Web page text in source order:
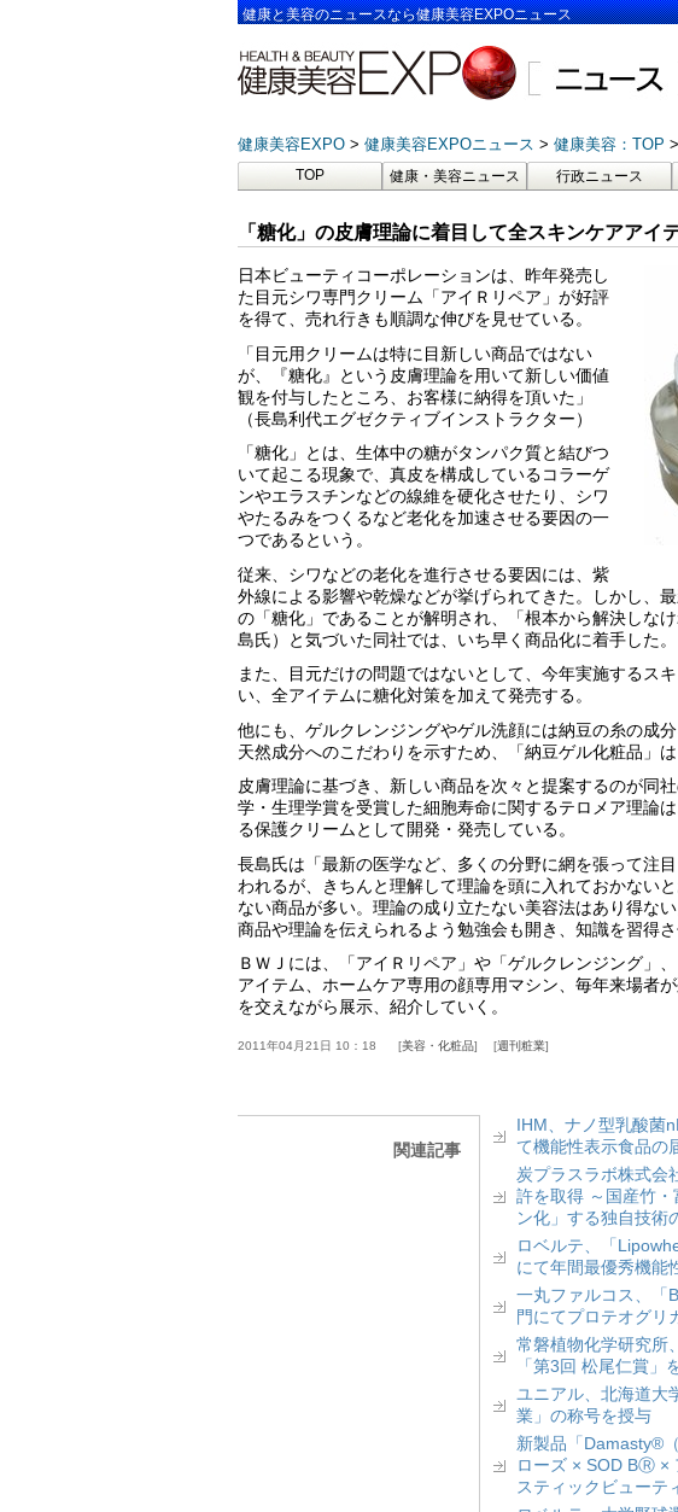
健康と美容のニュースなら健康美容EXPOニュース
健康美容EXPO 健康美容EXPOニュース 健康美容：TOP
TOP 健康・美容ニュース 行政ニュース
「糖化」の皮膚理論に着目して全スキンケアアイ
日本ビューティコーポレーションは、昨年発売し
た目元シワ専門クリーム「アイＲリペア」が好評
を得て、売れ行きも順調な伸びを見せている。
「目元用クリームは特に目新しい商品ではない
が、『糖化』という皮膚理論を用いて新しい価値
観を付与したところ、お客様に納得を頂いた」
（長島利代エグゼクティブインストラクター）
「糖化」とは、生体中の糖がタンパク質と結びつ
いて起こる現象で、真皮を構成しているコラーゲ
ンやエラスチンなどの線維を硬化させたり、シワ
やたるみをつくるなど老化を加速させる要因の一
つであるという。
従来、シワなどの老化を進行させる要因には、紫
外線による影響や乾燥などが挙げられてきた。しかし、
の「糖化」であることが解明され、「根本から解決しな
島氏）と気づいた同社では、いち早く商品化に着手した。
また、目元だけの問題ではないとして、今年実施するス
い、全アイテムに糖化対策を加えて発売する。
他にも、ゲルクレンジングやゲル洗顔には納豆の糸の成
天然成分へのこだわりを示すため、「納豆ゲル化粧品」
皮膚理論に基づき、新しい商品を次々と提案するのが同
学・生理学賞を受賞した細胞寿命に関するテロメア理論
る保護クリームとして開発・発売している。
長島氏は「最新の医学など、多くの分野に網を張って注
われるが、きちんと理解して理論を頭に入れておかない
ない商品が多い。理論の成り立たない美容法はあり得な
商品や理論を伝えられるよう勉強会も開き、知識を習得さ
ＢＷＪには、「アイＲリペア」や「ゲルクレンジング」
アイテム、ホームケア専用の顔専用マシン、毎年来場者
を交えながら展示、紹介していく。
2011年04月21日 10：18 美容・化粧品 週刊粧業
関連記事
IHM、ナノ型乳酸菌
て機能性表示食品の
炭プラスラボ株式会
許を取得 ～国産竹
ン化」する独自技術
ロベルテ、「
にて年間最優秀機能
一丸ファルコス、「
門にてプロテオグリ
常磐植物化学研究所
「第3回 松尾仁賞」
ユニアル、北海道大
業」の称号を授与
新製品「Damasty®
ローズ × SOD BⓇ ×
スティックビューテ